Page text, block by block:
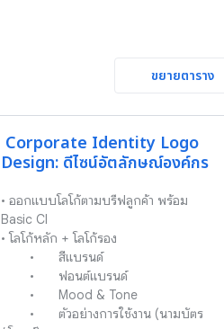
ขยายตาราง
Corporate Identity Logo
Design: ดีไซน์อัตลักษณ์องค์กร
• ออกแบบโลโก้ตามบรีฟลูกค้า พร้อม
Basic CI
• โลโก้หลัก + โลโก้รอง